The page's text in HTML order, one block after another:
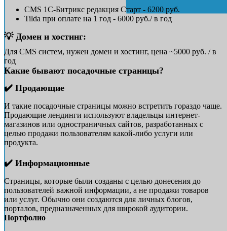
CMS 1С-Битрикс редакция Старт - 6200 руб.
Tilda при оплате на 1 год - 6000 руб./ в год
💡 Домен и хостинг:
Для CMS систем, нужен домен и хостинг, цена ~5000 руб. / в
год
Какие бывают посадочные страницы?
✔️ Продающие
И такие посадочные страницы можно встретить гораздо чаще.
Продающие лендинги используют владельцы интернет-
магазинов или одностраничных сайтов, разработанных с
целью продажи пользователям какой-либо услуги или
продукта.
✔️ Информационные
Страницы, которые были созданы с целью донесения до
пользователей важной информации, а не продажи товаров
или услуг. Обычно они создаются для личных блогов,
порталов, предназначенных для широкой аудитории.
Портфолио